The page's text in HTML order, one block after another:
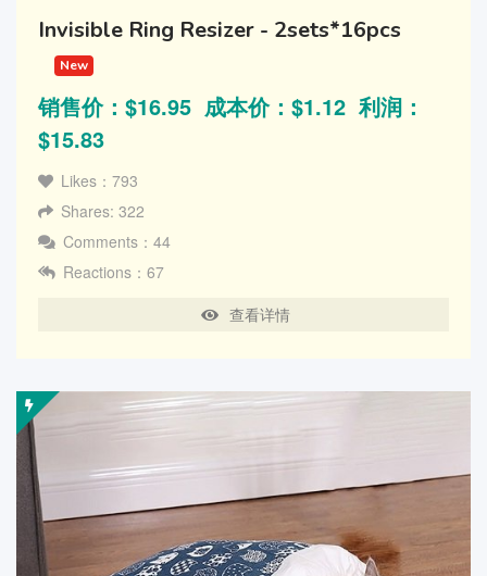
Invisible Ring Resizer - 2sets*16pcs
New
销售价：$16.95 成本价：$1.12 利润：
$15.83
Likes：793
Shares: 322
Comments：44
Reactions：67
查看详情